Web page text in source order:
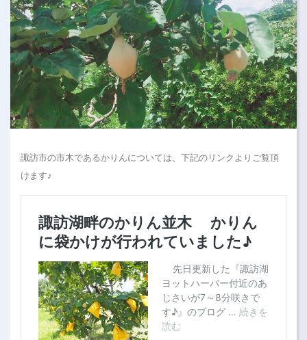
諏訪市の市木であるかりんについては、下記のリンクよりご覧頂
けます♪